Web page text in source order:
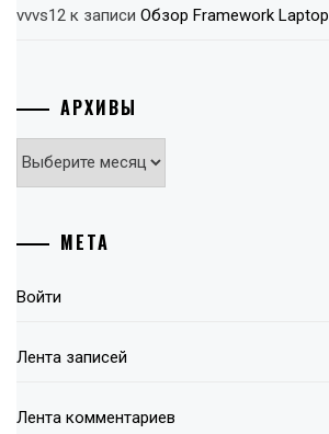
vvvs12 к записи Обзор Framework Laptop
АРХИВЫ
Архивы
МЕТА
Войти
Лента записей
Лента комментариев